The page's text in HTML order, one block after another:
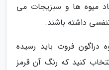
میوه ها و سبزیجات می
داشته باشند.
دراگون فروت باید رسیده
کنید که رنگ آن قرمز